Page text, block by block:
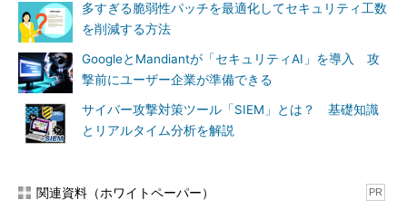
多すぎる脆弱性パッチを最適化してセキュリティ工数
を削減する方法
GoogleとMandiantが「セキュリティAI」を導入 攻
撃前にユーザー企業が準備できる
サイバー攻撃対策ツール「SIEM」とは？ 基礎知識
とリアルタイム分析を解説
関連資料（ホワイトペーパー） PR